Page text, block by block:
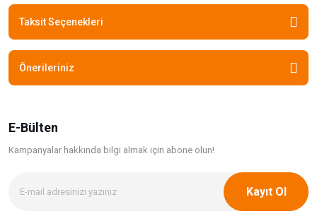
Taksit Seçenekleri
Önerileriniz
E-Bülten
Kampanyalar hakkında bilgi almak için abone olun!
Kayıt Ol